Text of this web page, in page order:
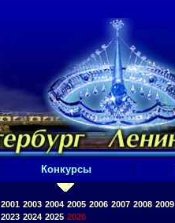
Конкурсы
2001 2003 2004 2005 2006 2007 2008 2009
2023 2024 2025 2026